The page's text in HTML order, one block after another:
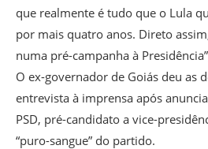
que realmente é tudo que o Lula
por mais quatro anos. Direto
numa pré-campanha à
O ex-governador de Goiás deu as
entrevista à imprensa após
PSD, pré-candidato a vice-
“puro-sangue” do partido.